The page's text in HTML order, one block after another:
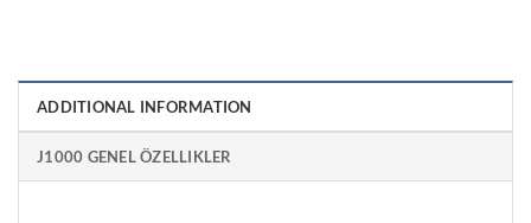
ADDITIONAL INFORMATION
J1000 GENEL ÖZELLIKLER